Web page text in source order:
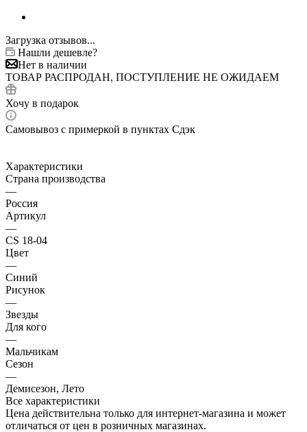
Загрузка отзывов...
Нашли дешевле?
Нет в наличии
ТОВАР РАСПРОДАН, ПОСТУПЛЕНИЕ НЕ ОЖИДАЕМ
Хочу в подарок
Самовывоз с примеркой в пунктах Сдэк
Характеристики
Страна производства
—
Россия
Артикул
—
CS 18-04
Цвет
—
Синий
Рисунок
—
Звезды
Для кого
—
Мальчикам
Сезон
—
Демисезон, Лето
Все характеристики
Цена действительна только для интернет-магазина и может
отличаться от цен в розничных магазинах.